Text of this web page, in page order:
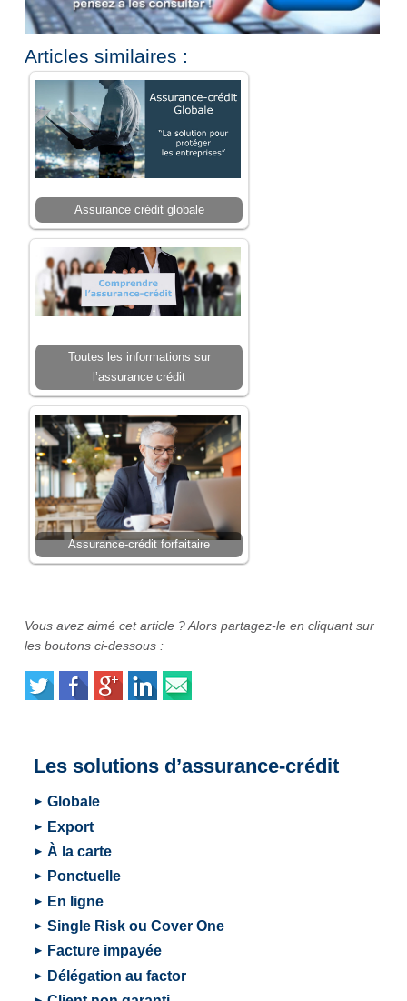
Articles similaires :
Assurance crédit globale
Toutes les informations sur
l’assurance crédit
Assurance-crédit forfaitaire
Vous avez aimé cet article ? Alors partagez-le en cliquant sur
les boutons ci-dessous :
Les solutions d’assurance-crédit
Globale
Export
À la carte
Ponctuelle
En ligne
Single Risk ou Cover One
Facture impayée
Délégation au factor